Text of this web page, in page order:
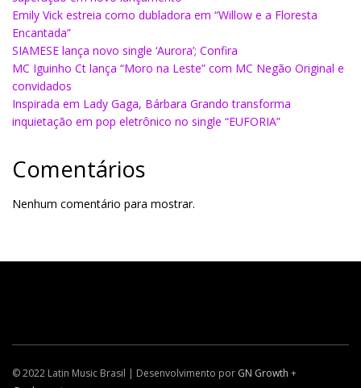
Emily Vick estreia como dubladora em “Willow e a Floresta
Encantada”
SIAMESE lança novo single ‘Aurora’; Confira
MC Iguinho Ct lança “Moro na Leste” com MC Negão Original e
convidados
Inspirada em Lady Gaga, Bárbara Grando transforma
inquietação em pop eletrônico no single “EUFORIA”
Comentários
Nenhum comentário para mostrar.
© 2022 Latin Music Brasil | Desenvolvimento por GN Growth +